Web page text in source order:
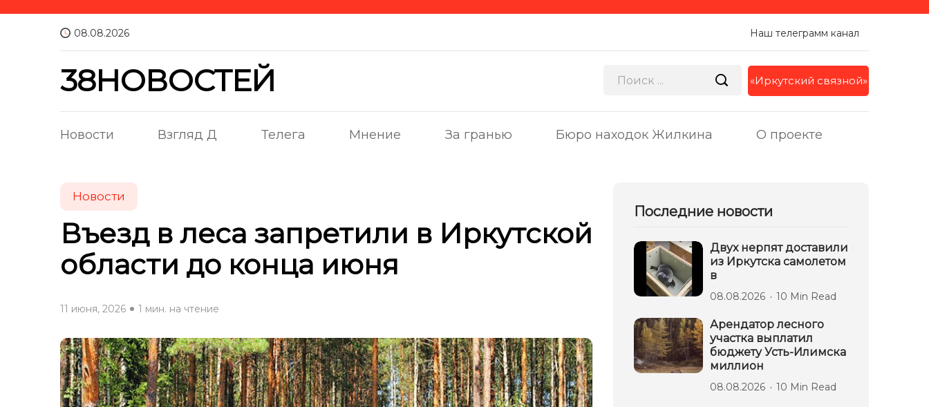
08.08.2026 Наш телеграмм канал
38НОВОСТЕЙ «Иркутский связной»
Новости Взгляд Д Телега Мнение За гранью Бюро находок Жилкина О проекте
Новости
Въезд в леса запретили в Иркутской
области до конца июня
11 июня, 2026 1 мин. на чтение
Последние новости
Двух нерпят доставили
из Иркутска самолетом
в
08.08.2026 10 Min Read
Арендатор лесного
участка выплатил
бюджету Усть-Илимска
миллион
08.08.2026 10 Min Read